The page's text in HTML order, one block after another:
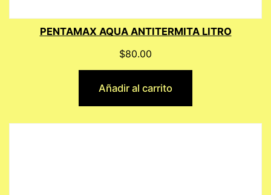
PENTAMAX AQUA ANTITERMITA LITRO
$80.00
Añadir al carrito